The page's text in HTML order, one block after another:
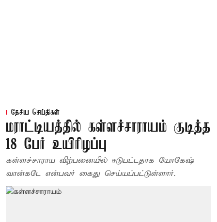
தேசிய செய்திகள்
மராட்டியத்தில் கள்ளச்சாராயம் குடித்த
18 பேர் உயிரிழப்பு
கள்ளச்சாராய விற்பனையில் ஈடுபட்டதாக யோகேஷ்
வான்கடே என்பவர் கைது செய்யப்பட்டுள்ளார்.